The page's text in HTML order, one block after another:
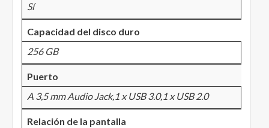
Sí
Capacidad del disco duro
256 GB
Puerto
A 3,5 mm Audio Jack,1 x USB 3.0,1 x USB 2.0
Relación de la pantalla